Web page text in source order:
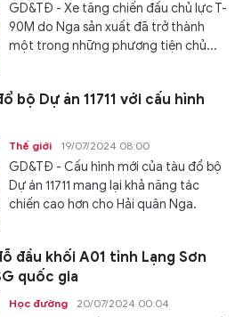
GD&TĐ - Xe tăng chiến đấu chủ lực T-
90M do Nga sản xuất đã trở thành
một trong những phương tiện chủ...
bộ Dự án 11711 với cấu hình
Thế giới 19/07/2024 08:00
GD&TĐ - Cấu hình mới của tàu đổ bộ
Dự án 11711 mang lại khả năng tác
chiến cao hơn cho Hải quân Nga.
đầu khối A01 tỉnh Lạng Sơn
quốc gia
Học đường 20/07/2024 00:04